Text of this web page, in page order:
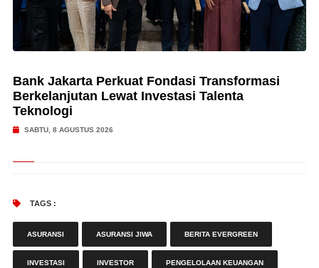
Bank Jakarta Perkuat Fondasi Transformasi
Berkelanjutan Lewat Investasi Talenta
Teknologi
SABTU, 8 AGUSTUS 2026
TAGS :
ASURANSI ASURANSI JIWA BERITA EVERGREEN
INVESTASI INVESTOR PENGELOLAAN KEUANGAN